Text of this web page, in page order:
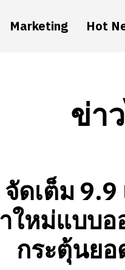
Marketing Hot
ข่า
ดเต็ม 9.9
ใหม่แบบอ
กระตุ้นย